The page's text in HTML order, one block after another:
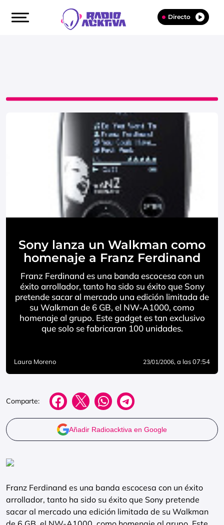
Directo
Sony lanza un Walkman como
homenaje a Franz Ferdinand
Franz Ferdinand es una banda escocesa con un
éxito arrollador, tanto ha sido su éxito que Sony
pretende sacar al mercado una edición limitada de
su Walkman de 6 GB, el NW-A1000, como
homenaje al grupo. Este gadget es tan exclusivo
que solo se fabricaran 100 unidades.
Laura Moreno 23/01/2006, a las 07:54
Comparte:
Añadir Radioacktiva en Google
Franz Ferdinand es una banda escocesa con un éxito
arrollador, tanto ha sido su éxito que Sony pretende
sacar al mercado una edición limitada de su Walkman